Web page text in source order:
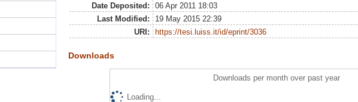
Date Deposited:
06 Apr 2011 18:03
Last Modified:
19 May 2015 22:39
URI:
https://tesi.luiss.it/id/eprint/3036
Downloads
Downloads per month over past year
Loading...